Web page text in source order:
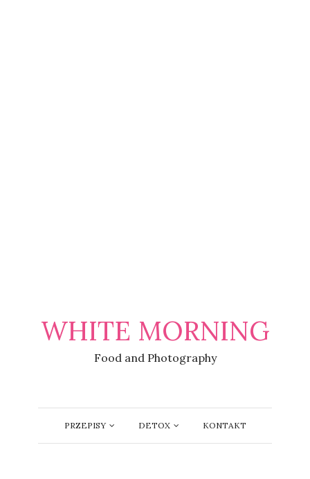
WHITE MORNING
Food and Photography
PRZEPISY DETOX KONTAKT